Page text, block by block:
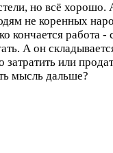
но всё хорошо.
не коренных
кончается работа -
А он
или
мысль дальше?